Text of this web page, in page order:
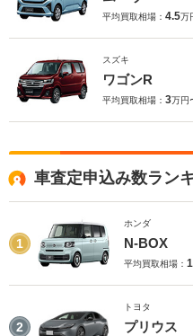
平均買取相場： 4.5万
スズキ
ワゴンR
平均買取相場： 3万円
車査定申込み数ラン
1
ホンダ
N-BOX
平均買取相場：
2
トヨタ
プリウス